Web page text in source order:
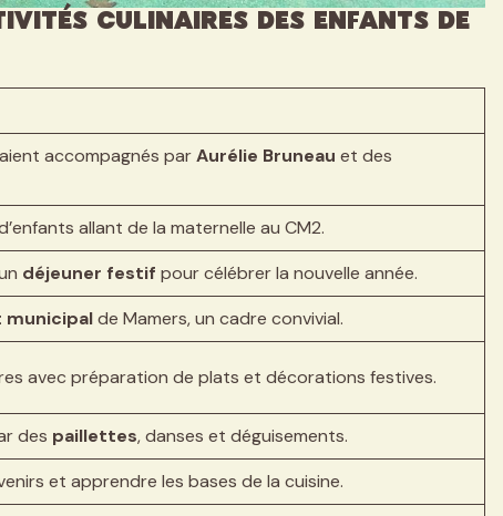
Culinaires des Enfants de
accompagnés parAurélie Bruneau et des
allant de la maternelle au CM2.
déjeuner festif pour célébrer la nouvelle année.
de Mamers, un cadre convivial.
avec préparation de plats et décorations festives.
des paillettes, danses et déguisements.
et apprendre les bases de la cuisine.